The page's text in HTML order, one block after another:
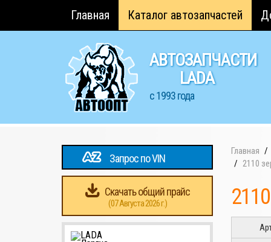
Главная Каталог автозапчастей
АВТОЗАПЧАСТИ
LADA
с 1993 года
Запрос по VIN
Скачать общий прайс
(07 Августа 2026 г.)
Главная
2110